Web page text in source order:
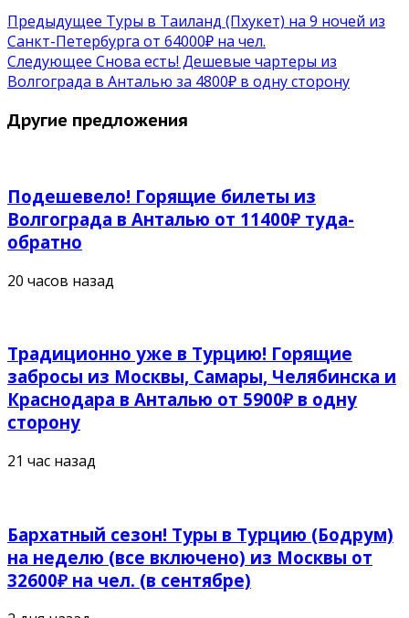
Предыдущее Туры в Таиланд (Пхукет) на 9 ночей из
Санкт-Петербурга от 64000₽ на чел.
Следующее Снова есть! Дешевые чартеры из
Волгограда в Анталью за 4800₽ в одну сторону
Другие предложения
Подешевело! Горящие билеты из
Волгограда в Анталью от 11400₽ туда-
обратно
20 часов назад
Традиционно уже в Турцию! Горящие
забросы из Москвы, Самары, Челябинска и
Краснодара в Анталью от 5900₽ в одну
сторону
21 час назад
Бархатный сезон! Туры в Турцию (Бодрум)
на неделю (все включено) из Москвы от
32600₽ на чел. (в сентябре)